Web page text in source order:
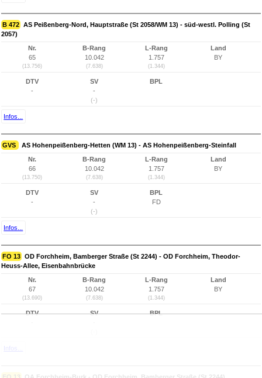
B 472 AS Peißenberg-Nord, Hauptstraße (St 2058/WM 13) - süd-westl. Polling (St
2057)
Nr.
65
(13.756)
B-Rang
10.042
(7.638)
L-Rang
1.757
(1.344)
Land
BY
DTV
-
SV
-
(-)
BPL
Infos...
GVS AS Hohenpeißenberg-Hetten (WM 13) - AS Hohenpeißenberg-Steinfall
Nr.
66
(13.750)
B-Rang
10.042
(7.638)
L-Rang
1.757
(1.344)
Land
BY
DTV
-
SV
-
(-)
BPL
FD
Infos...
FO 13 OD Forchheim, Bamberger Straße (St 2244) - OD Forchheim, Theodor-
Heuss-Allee, Eisenbahnbrücke
Nr.
67
(13.690)
B-Rang
10.042
(7.638)
L-Rang
1.757
(1.344)
Land
BY
DTV
SV
BPL
Infos...